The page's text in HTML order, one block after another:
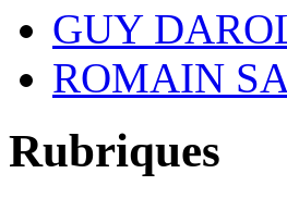
GUY
ROMAIN
Rubriques